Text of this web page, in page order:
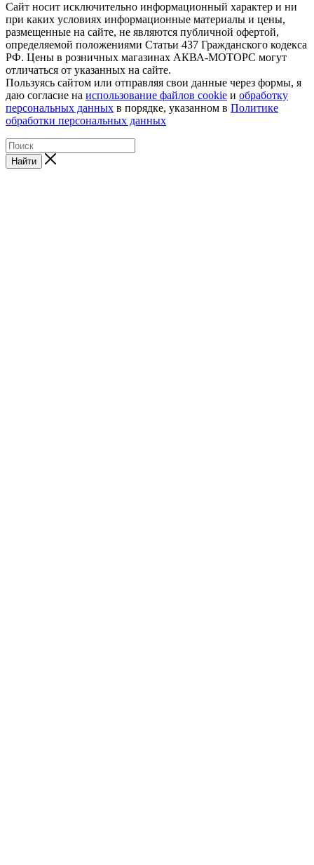
Сайт носит исключительно информационный характер и ни
при каких условиях информационные материалы и цены,
размещенные на сайте, не являются публичной офертой,
определяемой положениями Статьи 437 Гражданского кодекса
РФ. Цены в розничных магазинах АКВА-МОТОРС могут
отличаться от указанных на сайте.
Пользуясь сайтом или отправляя свои данные через формы, я
даю согласие на использование файлов cookie и обработку
персональных данных в порядке, указанном в Политике
обработки персональных данных
Найти